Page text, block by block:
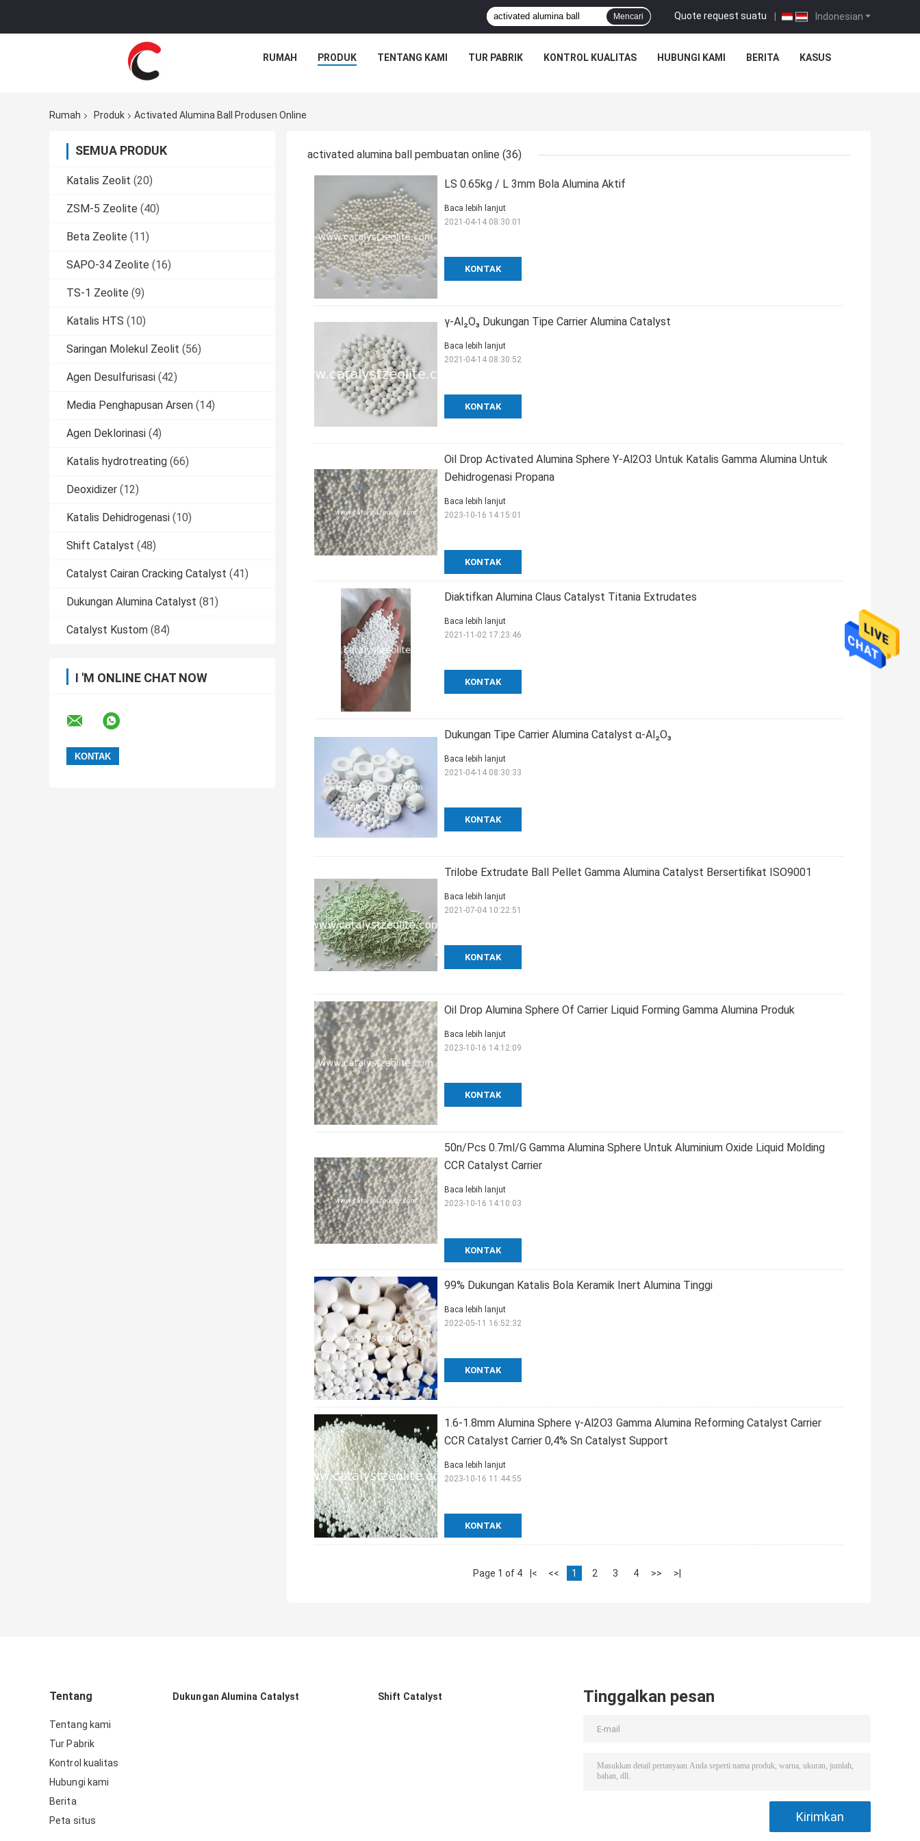
Indonesian
Quote request suatu |
Mencari
RUMAH PRODUK TENTANG KAMI TUR PABRIK KONTROL KUALITAS HUBUNGI KAMI BERITA KASUS
Rumah Produk Activated Alumina Ball Produsen Online
SEMUA PRODUK
Katalis Zeolit (20)
ZSM-5 Zeolite (40)
Beta Zeolite (11)
SAPO-34 Zeolite (16)
TS-1 Zeolite (9)
Katalis HTS (10)
Saringan Molekul Zeolit (56)
Agen Desulfurisasi (42)
Media Penghapusan Arsen (14)
Agen Deklorinasi (4)
Katalis hydrotreating (66)
Deoxidizer (12)
Katalis Dehidrogenasi (10)
Shift Catalyst (48)
Catalyst Cairan Cracking Catalyst (41)
Dukungan Alumina Catalyst (81)
Catalyst Kustom (84)
I 'M ONLINE CHAT NOW
activated alumina ball pembuatan online (36)
LS 0.65kg / L 3mm Bola Alumina Aktif
KONTAK
Baca lebih lanjut
2021-04-14 08:30:01
γ-Al₂O₃ Dukungan Tipe Carrier Alumina Catalyst
KONTAK
Baca lebih lanjut
2021-04-14 08:30:52
Oil Drop Activated Alumina Sphere Y-Al2O3 Untuk Katalis Gamma Alumina Untuk
Dehidrogenasi Propana
KONTAK
Baca lebih lanjut
2023-10-16 14:15:01
Diaktifkan Alumina Claus Catalyst Titania Extrudates
KONTAK
Baca lebih lanjut
2021-11-02 17:23:46
Dukungan Tipe Carrier Alumina Catalyst α-Al₂O₃
KONTAK
Baca lebih lanjut
2021-04-14 08:30:33
Trilobe Extrudate Ball Pellet Gamma Alumina Catalyst Bersertifikat ISO9001
KONTAK
Baca lebih lanjut
2021-07-04 10:22:51
Oil Drop Alumina Sphere Of Carrier Liquid Forming Gamma Alumina Produk
KONTAK
Baca lebih lanjut
2023-10-16 14:12:09
50n/Pcs 0.7ml/G Gamma Alumina Sphere Untuk Aluminium Oxide Liquid Molding
CCR Catalyst Carrier
KONTAK
Baca lebih lanjut
2023-10-16 14:10:03
99% Dukungan Katalis Bola Keramik Inert Alumina Tinggi
KONTAK
Baca lebih lanjut
2022-05-11 16:52:32
1.6-1.8mm Alumina Sphere γ-Al2O3 Gamma Alumina Reforming Catalyst Carrier
CCR Catalyst Carrier 0,4% Sn Catalyst Support
KONTAK
Baca lebih lanjut
2023-10-16 11:44:55
Page 1 of 4 |< << 1 2 3 4 >> >|
Tentang
Tentang kami
Tur Pabrik
Kontrol kualitas
Hubungi kami
Berita
Peta situs
Dukungan Alumina Catalyst Shift Catalyst Tinggalkan pesan